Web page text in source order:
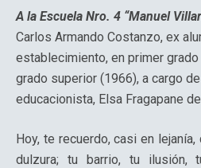
A la Escuela Nro. 4 “Manuel
Carlos Armando Costanzo, ex
establecimiento, en primer
grado superior (1966), a cargo
educacionista, Elsa Fragapane
Hoy, te recuerdo, casi en
dulzura; tu barrio, tu ilusión,